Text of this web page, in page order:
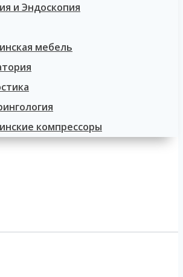
и Эндоскопия
мебель
компрессоры